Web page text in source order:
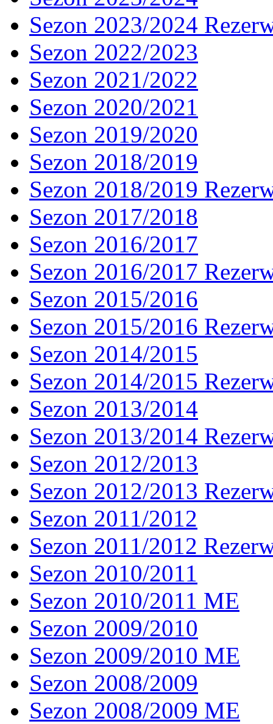
Sezon 2023/2024
Sezon 2022/2023
Sezon 2021/2022
Sezon 2020/2021
Sezon 2019/2020
Sezon 2018/2019
Sezon 2018/2019
Sezon 2017/2018
Sezon 2016/2017
Sezon 2016/2017
Sezon 2015/2016
Sezon 2015/2016
Sezon 2014/2015
Sezon 2014/2015
Sezon 2013/2014
Sezon 2013/2014
Sezon 2012/2013
Sezon 2012/2013
Sezon 2011/2012
Sezon 2011/2012
Sezon 2010/2011
Sezon 2010/2011 ME
Sezon 2009/2010
Sezon 2009/2010 ME
Sezon 2008/2009
Sezon 2008/2009 ME